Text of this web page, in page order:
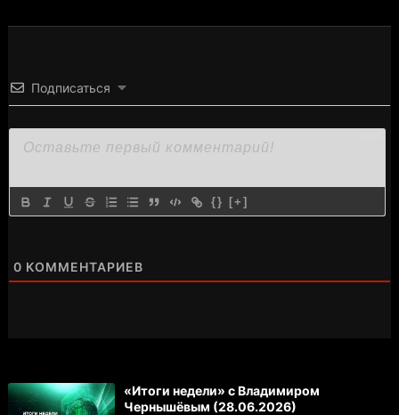
Подписаться
{} [+]
0 КОММЕНТАРИЕВ
«Итоги недели» с Владимиром
Чернышёвым (28.06.2026)